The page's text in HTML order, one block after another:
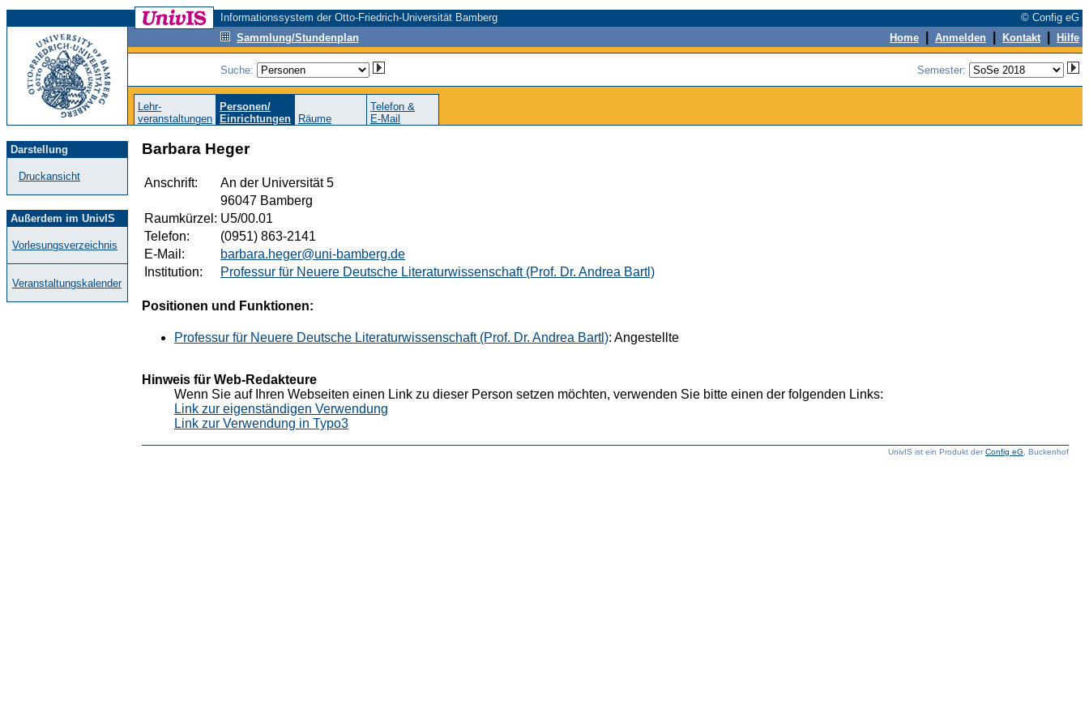
Informationssystem der Otto-Friedrich-Universität Bamberg
© Config eG
Sammlung/Stundenplan
Home Anmelden Kontakt Hilfe
Suche: Semester:
Lehr-
veranstaltungen
Personen/
Einrichtungen
Räume
Telefon &
E-Mail
Darstellung
Druckansicht
Außerdem im UnivIS
Vorlesungsverzeichnis
Veranstaltungskalender
Barbara Heger
Anschrift:
An der Universität 5
96047 Bamberg
Raumkürzel: U5/00.01
Telefon:
(0951) 863-2141
E-Mail:
barbara.heger@uni-bamberg.de
Institution:
Professur für Neuere Deutsche Literaturwissenschaft (Prof. Dr. Andrea Bartl)
Positionen und Funktionen:
Professur für Neuere Deutsche Literaturwissenschaft (Prof. Dr. Andrea Bartl): Angestellte
Hinweis für Web-Redakteure
Wenn Sie auf Ihren Webseiten einen Link zu dieser Person setzen möchten, verwenden Sie bitte einen der folgenden Links:
Link zur eigenständigen Verwendung
Link zur Verwendung in Typo3
UnivIS ist ein Produkt derConfig eG , Buckenhof